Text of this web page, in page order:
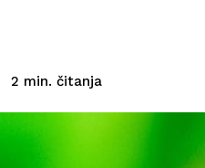
2 min. čitanja